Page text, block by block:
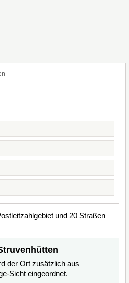
und 20 Straßen
der Ort zusätzlich aus
Sicht eingeordnet.